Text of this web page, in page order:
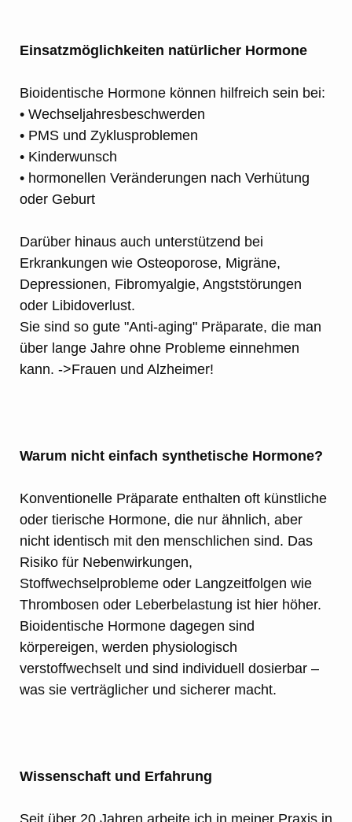
Einsatzmöglichkeiten natürlicher Hormone
Bioidentische Hormone können hilfreich sein bei:
• Wechseljahresbeschwerden
• PMS und Zyklusproblemen
• Kinderwunsch
• hormonellen Veränderungen nach Verhütung
oder Geburt
Darüber hinaus auch unterstützend bei
Erkrankungen wie Osteoporose, Migräne,
Depressionen, Fibromyalgie, Angststörungen
oder Libidoverlust.
Sie sind so gute "Anti-aging" Präparate, die man
über lange Jahre ohne Probleme einnehmen
kann. ->Frauen und Alzheimer!
Warum nicht einfach synthetische Hormone?
Konventionelle Präparate enthalten oft künstliche
oder tierische Hormone, die nur ähnlich, aber
nicht identisch mit den menschlichen sind. Das
Risiko für Nebenwirkungen,
Stoffwechselprobleme oder Langzeitfolgen wie
Thrombosen oder Leberbelastung ist hier höher.
Bioidentische Hormone dagegen sind
körpereigen, werden physiologisch
verstoffwechselt und sind individuell dosierbar –
was sie verträglicher und sicherer macht.
Wissenschaft und Erfahrung
Seit über 20 Jahren arbeite ich in meiner Praxis in